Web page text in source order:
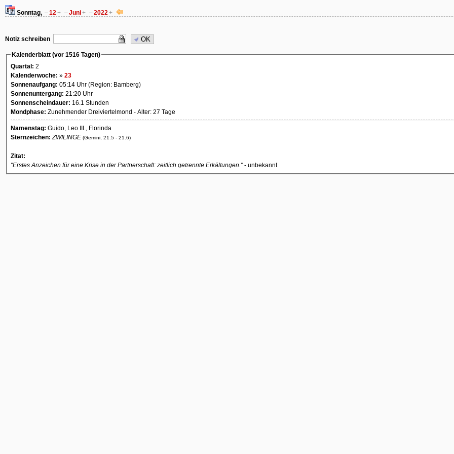
Sonntag, –12+ –Juni+ –2022+
Notiz schreiben OK
Kalenderblatt (vor 1516 Tagen)
Quartal: 2
Kalenderwoche: » 23
Sonnenaufgang: 05:14 Uhr (Region: Bamberg)
Sonnenuntergang: 21:20 Uhr
Sonnenscheindauer: 16.1 Stunden
Mondphase: Zunehmender Dreiviertelmond - Alter: 27 Tage
Namenstag: Guido, Leo III., Florinda
Sternzeichen: ZWILINGE (Gemini, 21.5 - 21.6)
Zitat:
"Erstes Anzeichen für eine Krise in der Partnerschaft: zeitlich getrennte Erkältungen."- unbekannt